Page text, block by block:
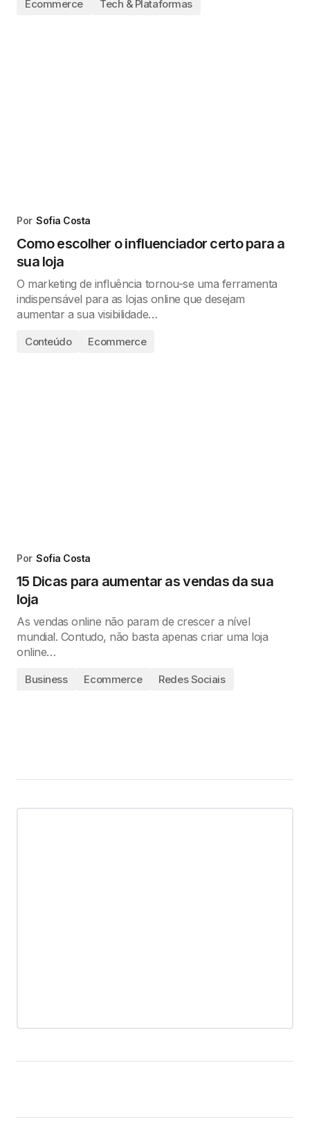
Ecommerce Tech & Plataformas
Por Sofia Costa
Como escolher o influenciador certo para a
sua loja
O marketing de influência tornou-se uma ferramenta
indispensável para as lojas online que desejam
aumentar a sua visibilidade…
Conteúdo Ecommerce
Por Sofia Costa
15 Dicas para aumentar as vendas da sua
loja
As vendas online não param de crescer a nível
mundial. Contudo, não basta apenas criar uma loja
online…
Business Ecommerce Redes Sociais